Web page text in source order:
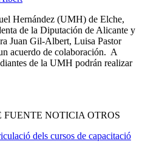
Hernández (UMH) de Elche,
de la Diputación de Alicante y
Juan Gil-Albert, Luisa Pastor
acuerdo de colaboración. A
de la UMH podrán realizar
NOTICIA OTROS
dels cursos de capacitació